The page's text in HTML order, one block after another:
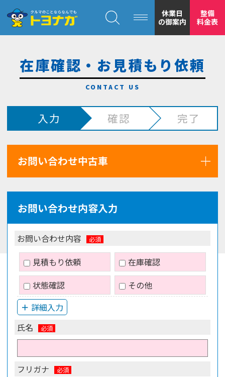
トヨナガの
安心の
休業日
の御案内
整備
料金表
在庫確認・お見積もり依頼
入力 確認 完了
お問い合わせ中古車
お問い合わせ内容入力
お問い合わせ内容
見積もり依頼
在庫確認
状態確認
その他
詳細入力
氏名
フリガナ